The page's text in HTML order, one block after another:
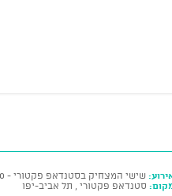
שישי המצחיק בסטנדאפ פקטורי - 22:00
סטנדאפ פקטורי , תל אביב-יפו